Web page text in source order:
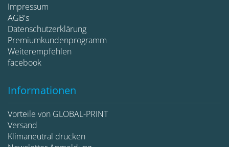
Impressum
AGB's
Datenschutzerklärung
Premiumkundenprogramm
Weiterempfehlen
facebook
Informationen
Vorteile von GLOBAL-PRINT
Versand
Klimaneutral drucken